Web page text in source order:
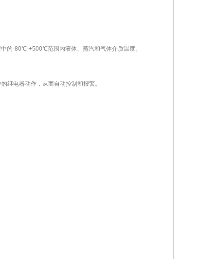
的-80℃-+500℃范围内液体、蒸汽和气体介质温度。
继电器动作，从而自动控制和报警。